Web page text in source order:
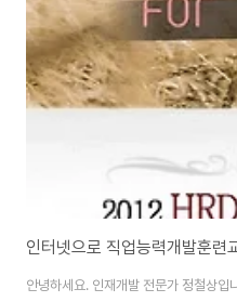
안녕하세요. 인재개발 전문가 정철상입